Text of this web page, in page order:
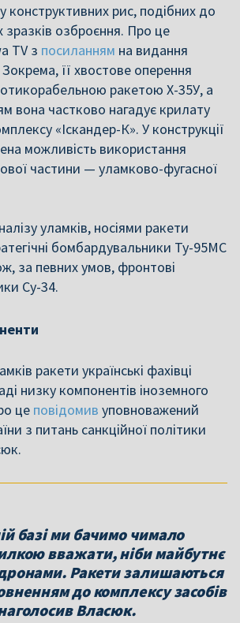
конструктивних рис, подібних до
зразків озброєння. Про це
TV з посиланням на видання
її хвостове оперення
ракетою Х-35У, а
вона частково нагадує крилату
«Іскандер-К». У конструкції
можливість використання
частини — уламково-фугасної
уламків, носіями ракети
бомбардувальники Ту-95МС
за певних умов, фронтові
Су-34.
ракети українські фахівці
низку компонентів іноземного
це повідомив уповноважений
з питань санкційної політики
базі ми бачимо чимало
вважати, ніби майбутнє
Ракети залишаються
до комплексу засобів
Власюк.